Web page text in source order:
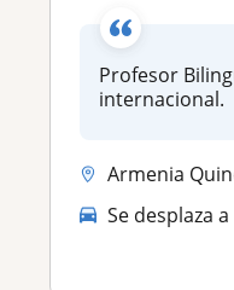
Profesor
internacional.
Armenia Quindío,
Se desplaza